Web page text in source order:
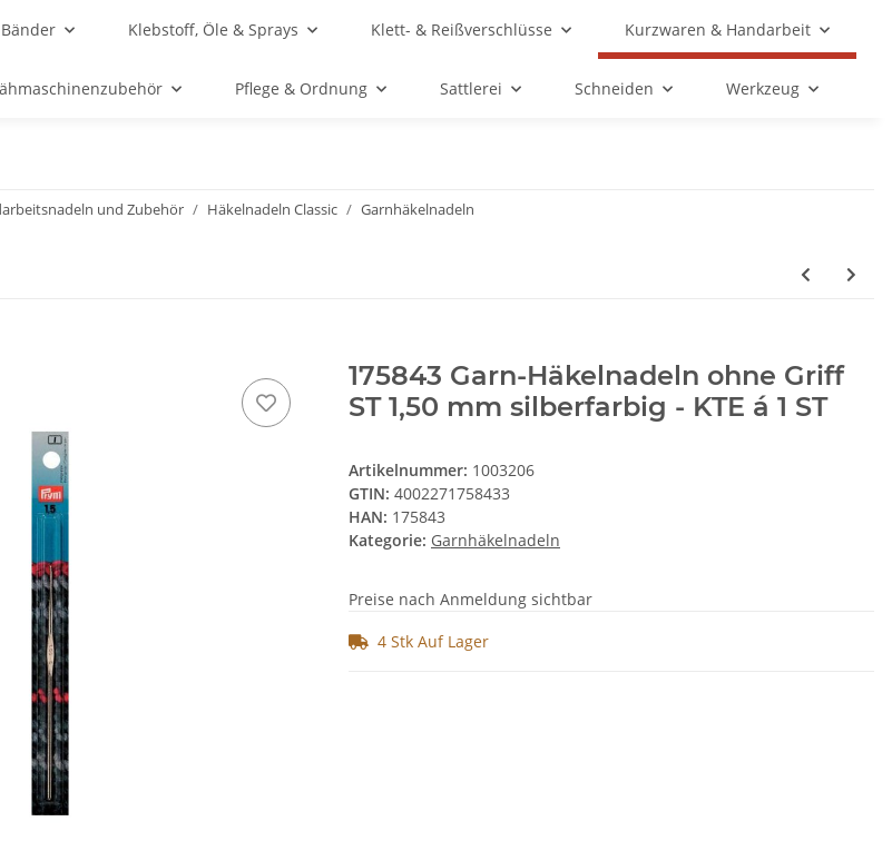
Klebstoff, Öle & Sprays Klett- & Reißverschlüsse Kurzwaren & Handarbeit
Pflege & Ordnung Sattlerei Schneiden Werkzeug
und Zubehör Häkelnadeln Classic
Garnhäkelnadeln
175843 Garn-Häkelnadeln ohne Griff
ST 1,50 mm silberfarbig - KTE á 1 ST
Artikelnummer: 1003206
GTIN: 4002271758433
HAN: 175843
Kategorie: Garnhäkelnadeln
Preise nach Anmeldung sichtbar
4 Stk Auf Lager